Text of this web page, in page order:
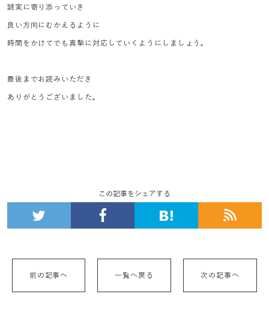
誠実に寄り添っていき
良い方向にむかえるように
時間をかけてでも真摯に対応していくようにしましょう。
最後までお読みいただき
ありがとうございました。
この記事をシェアする
前の記事へ 一覧へ戻る 次の記事へ